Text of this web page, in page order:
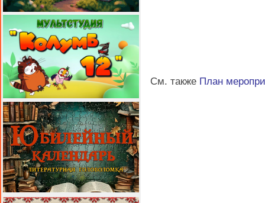
См. также План